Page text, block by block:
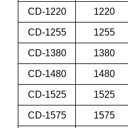
CD-1220 1220
CD-1255 1255
CD-1380 1380
CD-1480 1480
CD-1525 1525
CD-1575 1575